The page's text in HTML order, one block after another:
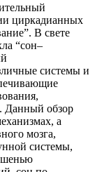
циркадианных
В свете
“сон–
системы и
Данный обзор
а
мозга,
системы,